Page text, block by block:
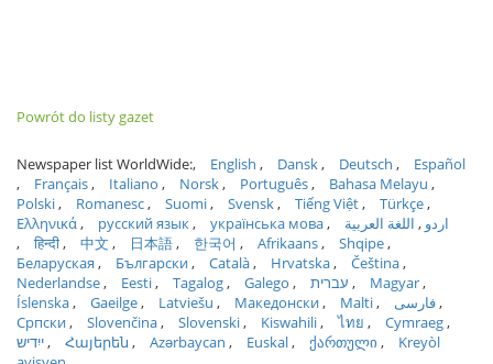
Powrót do listy gazet
Newspaper list WorldWide: English Dansk Deutsch
Español
Français
Italiano Norsk Português
Bahasa Melayu
Polski
Romanesc Suomi Svensk Tiếng Việt
Türkçe
Ελληνικά
русский язык українська мова اردو
اللغة العربية
हिन्दी
中文 日本語 한국어 Afrikaans
Shqipe
Беларуская
Български Català Hrvatska
Čeština
Nederlandse
Eesti Tagalog Galego עברית
Magyar
Íslenska
Gaeilge Latviešu Македонски Malti
فارسی
Српски
Slovenčina Slovenski Kiswahili ไทย
Cymraeg
ייִדיש
Հայերեն Azərbaycan Euskal ქართული
Kreyòl